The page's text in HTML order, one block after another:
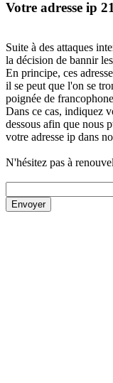
Votre adresse ip
Suite à des attaques
la décision de bannir
En principe, ces
il se peut que l'on se
poignée de
Dans ce cas, indiquez
dessous afin que nous
votre adresse ip dans
N'hésitez pas à